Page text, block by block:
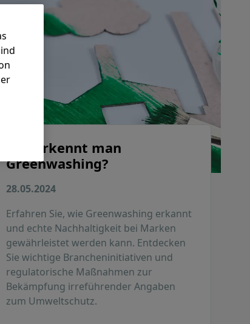
Wie erkennt man
Greenwashing?
28.05.2024
Erfahren Sie, wie Greenwashing erkannt
und echte Nachhaltigkeit bei Marken
gewährleistet werden kann. Entdecken
Sie wichtige Brancheninitiativen und
regulatorische Maßnahmen zur
Bekämpfung irreführender Angaben
zum Umweltschutz.